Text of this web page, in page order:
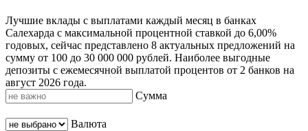
Лучшие вклады с выплатами каждый месяц в банках
Салехарда с максимальной процентной ставкой до 6,00%
годовых, сейчас представлено 8 актуальных предложений на
сумму от 100 до 30 000 000 рублей. Наиболее выгодные
депозиты с ежемесячной выплатой процентов от 2 банков на
август 2026 года.
Сумма
Валюта